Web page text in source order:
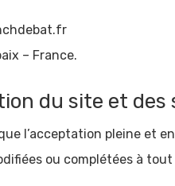
– France.
du site et des
l’acceptation pleine et
ou complétées à